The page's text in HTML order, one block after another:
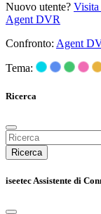
Nuovo utente? Visita
Agent DVR
Confronto: Agent
Tema:
Ricerca
Ricerca
iseetec Assistente di